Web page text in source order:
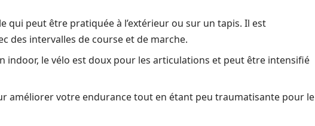
qui peut être pratiquée à l’extérieur ou sur un tapis. Il est
des intervalles de course et de marche.
indoor, le vélo est doux pour les articulations et peut être intensifié
améliorer votre endurance tout en étant peu traumatisante pour le